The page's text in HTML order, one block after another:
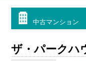
中古マンション
ザ・パークハ